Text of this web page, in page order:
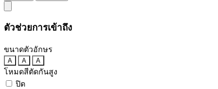
ตัวช่วยการเข้าถึง
ขนาดตัวอักษร
A A A
โหมดสีตัดกันสูง
ปิด